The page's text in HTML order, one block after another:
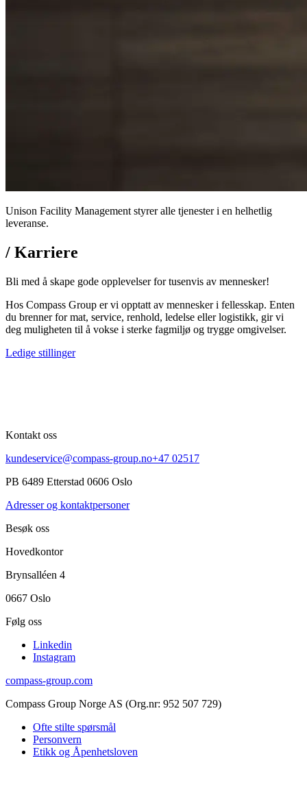
Unison Facility Management styrer alle tjenester i en helhetlig
leveranse.
/ Karriere
Bli med å skape gode opplevelser for tusenvis av mennesker!
Hos Compass Group er vi opptatt av mennesker i fellesskap. Enten
du brenner for mat, service, renhold, ledelse eller logistikk, gir vi
deg muligheten til å vokse i sterke fagmiljø og trygge omgivelser.
Ledige stillinger
Kontakt oss
kundeservice@compass-group.no+47 02517
PB 6489 Etterstad 0606 Oslo
Adresser og kontaktpersoner
Besøk oss
Hovedkontor
Brynsalléen 4
0667 Oslo
Følg oss
Linkedin
Instagram
compass-group.com
Compass Group Norge AS (Org.nr: 952 507 729)
Ofte stilte spørsmål
Personvern
Etikk og Åpenhetsloven